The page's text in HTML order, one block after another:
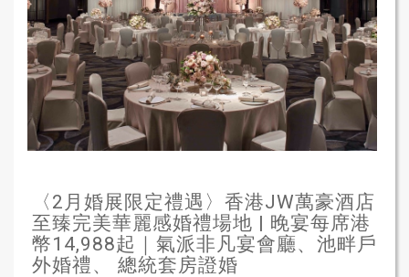
〈2月婚展限定禮遇〉香港JW萬豪酒店
至臻完美華麗感婚禮場地 | 晚宴每席港
幣14,988起｜氣派非凡宴會廳、池畔戶
外婚禮、 總統套房證婚